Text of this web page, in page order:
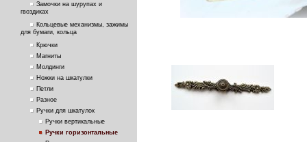
Замочки на шурупах и
гвоздиках
Кольцевые механизмы, зажимы
для бумаги, кольца
Крючки
Магниты
Молдинги
Ножки на шкатулки
Петли
Разное
Ручки для шкатулок
Ручки вертикальные
Ручки горизонтальные